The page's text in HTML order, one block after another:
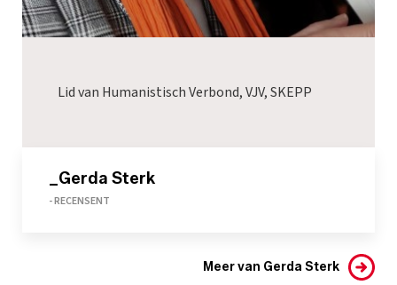
Lid van Humanistisch Verbond, VJV, SKEPP
_Gerda Sterk
- RECENSENT
Meer van Gerda Sterk